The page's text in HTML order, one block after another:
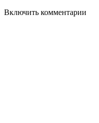
Включить комментарии